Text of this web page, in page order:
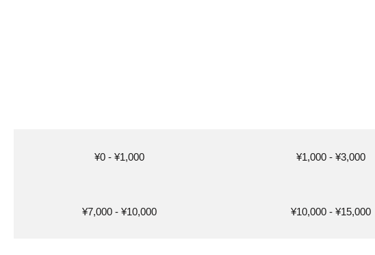
¥0 - ¥1,000 ¥1,000 - ¥3,000
¥7,000 - ¥10,000 ¥10,000 - ¥15,000